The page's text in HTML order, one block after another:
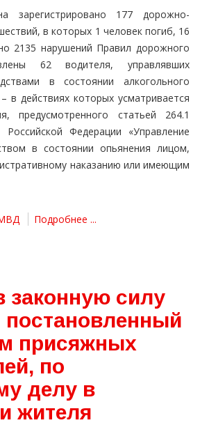
зарегистрировано 177 дорожно-
в которых 1 человек погиб, 16
2135 нарушений Правил дорожного
62 водителя, управлявших
в состоянии алкогольного
в действиях которых усматривается
предусмотренного статьей 264.1
Российской Федерации «Управление
в состоянии опьянения лицом,
наказанию или имеющим
Подробнее ...
законную силу
постановленный
присяжных
по
делу в
жителя